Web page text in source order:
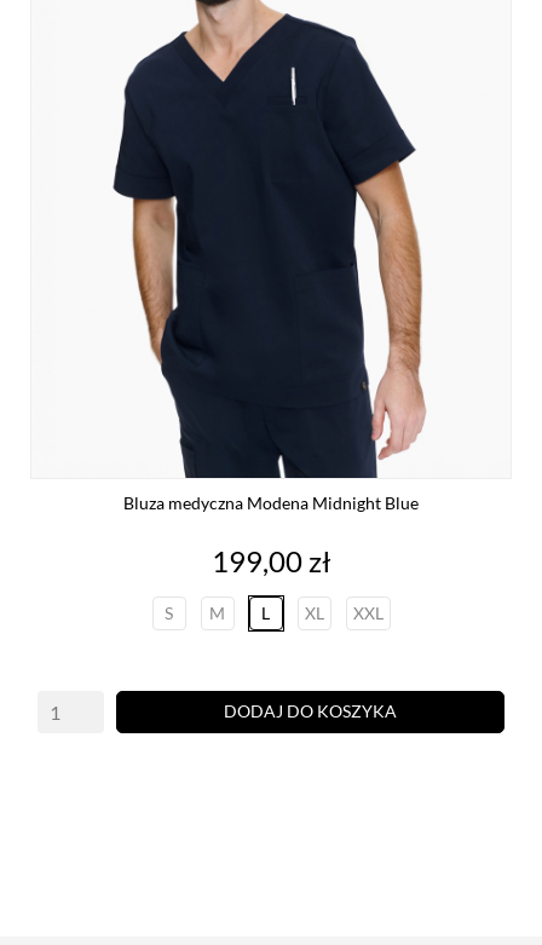
Bluza medyczna Modena Midnight Blue
Cena
199,00 zł
S M L XL XXL
DODAJ DO KOSZYKA